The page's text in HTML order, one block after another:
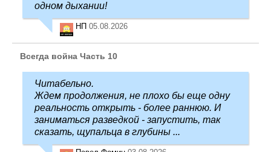
одном дыхании!
НП 05.08.2026
Всегда война Часть 10
Читабельно.
Ждем продолжения, не плохо бы еще одну
реальность открыть - более раннюю. И
заниматься разведкой - запустить, так
сказать, щупальца в глубины ...